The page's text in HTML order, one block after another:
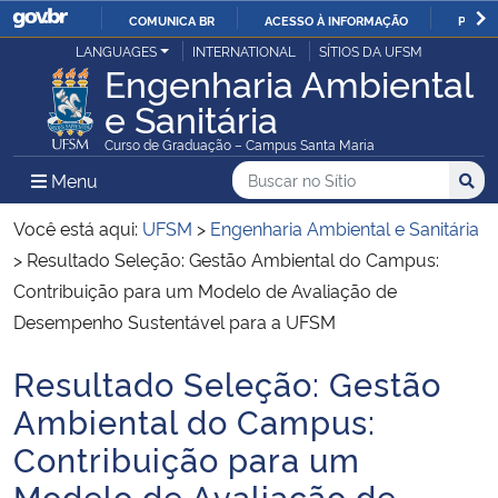
IR
PARA
O
CONTEÚDO
COMUNICA BR ACESSO À INFORMAÇÃO
Ministério da Justiça e Segurança Pública
Ministério da Defesa
Ministério das Relações Exteriores
Ministério da Economia
Ministério da Infraestrutura
Ministério da Agricultura, Pecuária e Abastecimento
Ministério da Educação
LANGUAGES INTERNATIONAL SÍTIOS DA UFSM
Engenharia Ambiental
e Sanitária
Curso de Graduação – Campus Santa Maria
Menu Menu Principal do Sítio
Busca
Buscar no no Sítio
Busca:
Você está aqui: UFSM > Engenharia Ambiental e Sanitária
> Resultado Seleção: Gestão Ambiental do Campus:
Contribuição para um Modelo de Avaliação de
Desempenho Sustentável para a UFSM
Início do conteúdo
Resultado Seleção: Gestão
Ambiental do Campus:
Contribuição para um